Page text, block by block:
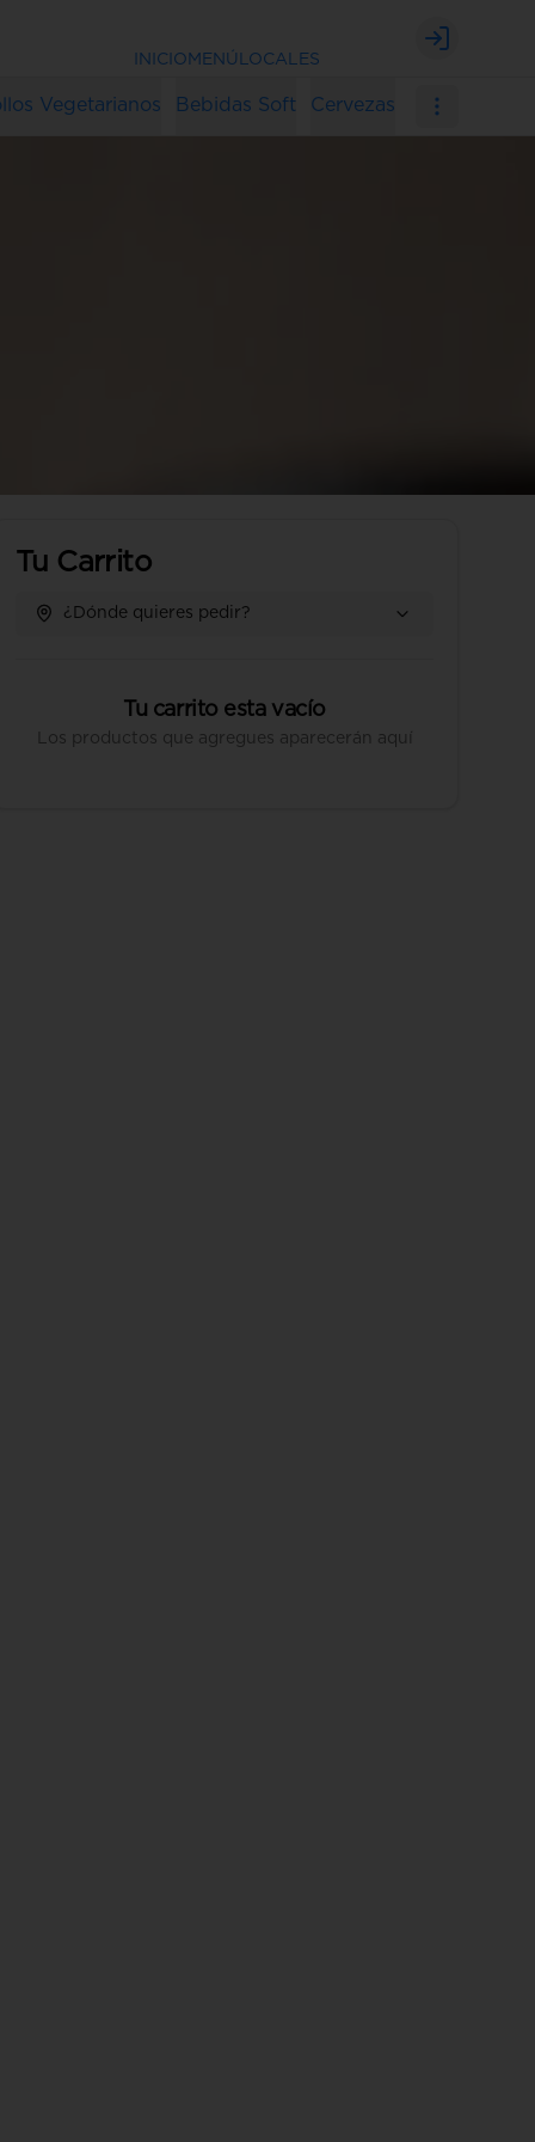
INICIO MENÚ LOCALES
Login
Vegetarianos Bebidas Soft Cervezas
Tu Carrito
¿Dónde quieres pedir?
Tu carrito esta vacío
Los productos que agregues aparecerán aquí